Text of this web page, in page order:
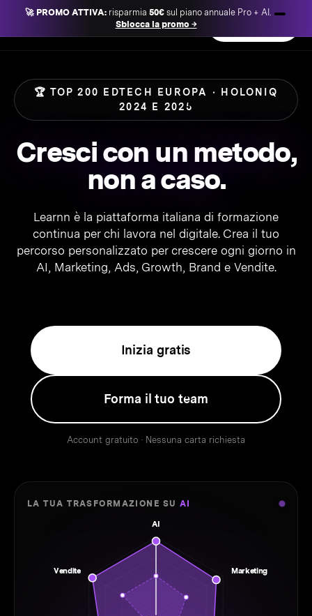
🚀 PROMO ATTIVA: risparmia 50€ sul piano annuale Pro + AI.
Sblocca la promo →
Accedi
🏆 TOP 200 EDTECH EUROPA · HOLONIQ
2024 E 2025
Cresci con un metodo,
non a caso.
Learnn è la piattaforma italiana di formazione
continua per chi lavora nel digitale. Crea il tuo
percorso personalizzato per crescere ogni giorno in
AI, Marketing, Ads, Growth, Brand e Vendite.
Inizia gratis
Forma il tuo team
Account gratuito · Nessuna carta richiesta
LA TUA TRASFORMAZIONE SUAI
AI
Marketing
Vendite